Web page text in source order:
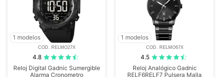
1 modelos
COD. RELMO27X
4.8
Reloj Digital Gadnic Sumergible
Alarma Cronometro
1 modelos
COD. RELMO67X
4.5
Reloj Analógico Gadnic
RELF6RELF7 Pulsera Malla